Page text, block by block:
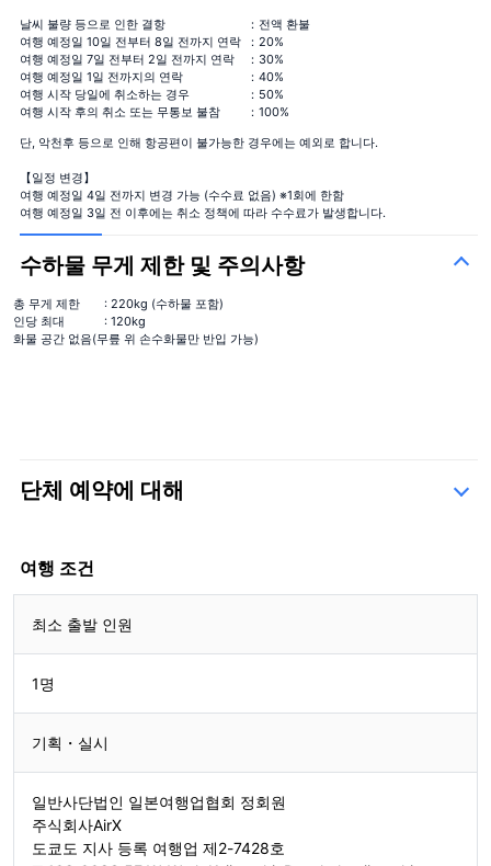
날씨 불량 등으로 인한 결항
：전액 환불
여행 예정일 10일 전부터 8일 전까지 연락
：20%
여행 예정일 7일 전부터 2일 전까지 연락
：30%
여행 예정일 1일 전까지의 연락
：40%
여행 시작 당일에 취소하는 경우
：50%
여행 시작 후의 취소 또는 무통보 불참
：100%
단, 악천후 등으로 인해 항공편이 불가능한 경우에는 예외로 합니다.
【일정 변경】
여행 예정일 4일 전까지 변경 가능 (수수료 없음) ※1회에 한함
여행 예정일 3일 전 이후에는 취소 정책에 따라 수수료가 발생합니다.
수하물 무게 제한 및 주의사항
총 무게 제한
: 220kg (수하물 포함)
인당 최대
: 120kg
화물 공간 없음(무릎 위 손수화물만 반입 가능)
단체 예약에 대해
여행 조건
최소 출발 인원
1명
기획・실시
일반사단법인 일본여행업협회 정회원
주식회사AirX
도쿄도 지사 등록 여행업 제2-7428호